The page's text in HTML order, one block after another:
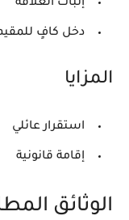
إثبات العلاقة
دخل كافٍ
المزايا
استقرار عائلي
إقامة قانونية
الوثائق